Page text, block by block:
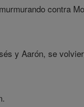
contra
y Aarón, se